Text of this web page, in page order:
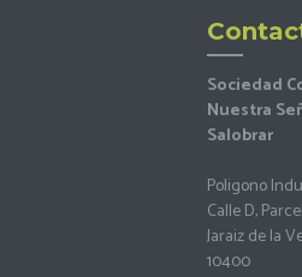
Sociedad
Nuestra
Salobrar
Poligono
Calle D,
Jaraiz de la
10400